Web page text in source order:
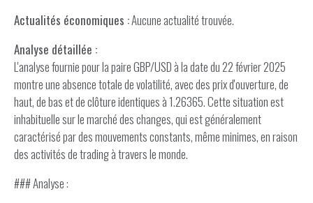
Actualités économiques :Aucune actualité trouvée.
Analyse détaillée :
L'analyse fournie pour la paire GBP/USD à la date du 22 février 2025
montre une absence totale de volatilité, avec des prix d'ouverture, de
haut, de bas et de clôture identiques à 1.26365. Cette situation est
inhabituelle sur le marché des changes, qui est généralement
caractérisé par des mouvements constants, même minimes, en raison
des activités de trading à travers le monde.
### Analyse :